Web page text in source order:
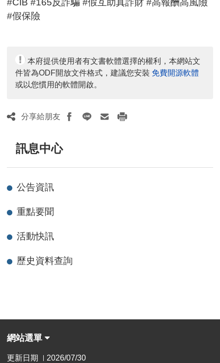
訊息中心
公告資訊
重點要聞
活動快訊
歷史資料查詢
#CIB #165反詐騙 #假互助真詐財 #高報酬高風險
#假保險
本府提供使用者有文書軟體選擇的權利，本網站文
件皆為ODF開放文件格式，建議您安裝 免費開源軟體
或以您慣用的軟體開啟。
分享給朋友
網站選單
更新日期 2026/07/30